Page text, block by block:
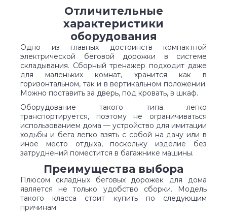
Отличительные
характеристики
оборудования
Одно из главных достоинств компактной
электрической беговой дорожки в системе
складывания. Сборный тренажер подходит даже
для маленьких комнат, хранится как в
горизонтальном, так и в вертикальном положении.
Можно поставить за дверь, под кровать, в шкаф.
Оборудование такого типа легко
транспортируется, поэтому не ограничиваться
использованием дома — устройство для имитации
ходьбы и бега легко взять с собой на дачу или в
иное место отдыха, поскольку изделие без
затруднений поместится в багажнике машины.
Преимущества выбора
Плюсом складных беговых дорожек для дома
является не только удобство сборки. Модель
такого класса стоит купить по следующим
причинам: